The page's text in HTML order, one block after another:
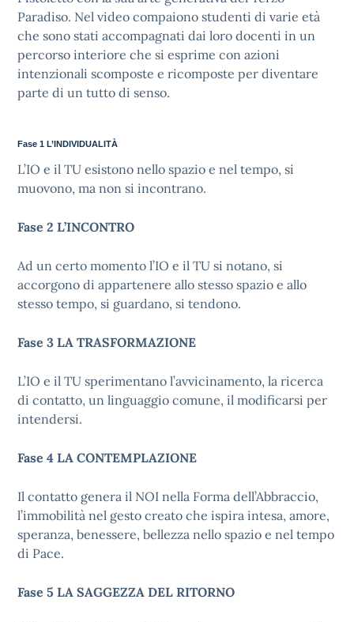
Paradiso. Nel video compaiono studenti di varie età
che sono stati accompagnati dai loro docenti in un
percorso interiore che si esprime con azioni
intenzionali scomposte e ricomposte per diventare
parte di un tutto di senso.
Fase 1 L’INDIVIDUALITÀ
L’IO e il TU esistono nello spazio e nel tempo, si
muovono, ma non si incontrano.
Fase 2 L’INCONTRO
Ad un certo momento l’IO e il TU si notano, si
accorgono di appartenere allo stesso spazio e allo
stesso tempo, si guardano, si tendono.
Fase 3 LA TRASFORMAZIONE
L’IO e il TU sperimentano l’avvicinamento, la ricerca
di contatto, un linguaggio comune, il modificarsi per
intendersi.
Fase 4 LA CONTEMPLAZIONE
Il contatto genera il NOI nella Forma dell’Abbraccio,
l’immobilità nel gesto creato che ispira intesa, amore,
speranza, benessere, bellezza nello spazio e nel tempo
di Pace.
Fase 5 LA SAGGEZZA DEL RITORNO